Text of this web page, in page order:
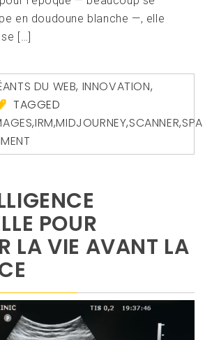
en doudoune blanche —, elle
[…]
DU WEB, INNOVATION,
TAGGED
,IRM,MIDJOURNEY,SCANNER,SPA
POUR
LA VIE AVANT LA